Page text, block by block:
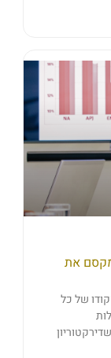
את
של כל